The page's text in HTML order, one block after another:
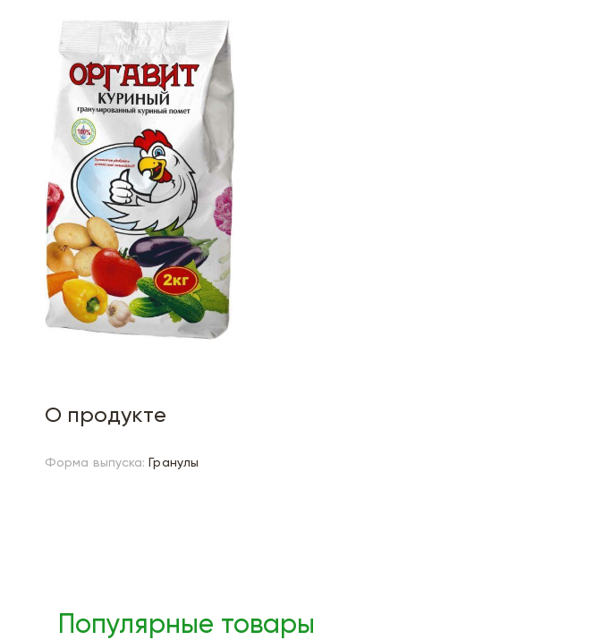
О продукте
Форма выпуска: Гранулы
Популярные товары